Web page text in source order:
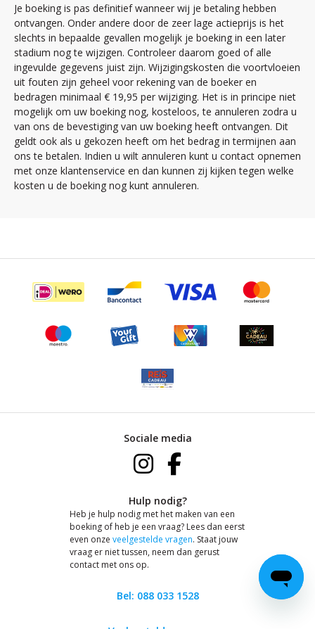
Je boeking is pas definitief wanneer wij je betaling hebben
ontvangen. Onder andere door de zeer lage actieprijs is het
slechts in bepaalde gevallen mogelijk je boeking in een later
stadium nog te wijzigen. Controleer daarom goed of alle
ingevulde gegevens juist zijn. Wijzigingskosten die voortvloeien
uit fouten zijn geheel voor rekening van de boeker en
bedragen minimaal € 19,95 per wijziging. Het is in principe niet
mogelijk om uw boeking nog, kosteloos, te annuleren zodra u
van ons de bevestiging van uw boeking heeft ontvangen. Dit
geldt ook als u gekozen heeft om het bedrag in termijnen aan
ons te betalen. Indien u wilt annuleren kunt u contact opnemen
met onze klantenservice en dan kunnen zij kijken tegen welke
kosten u de boeking nog kunt annuleren.
Sociale media
Hulp nodig?
Heb je hulp nodig met het maken van een
boeking of heb je een vraag? Lees dan eerst
even onze veelgestelde vragen. Staat jouw
vraag er niet tussen, neem dan gerust
contact met ons op.
Bel: 088 033 1528